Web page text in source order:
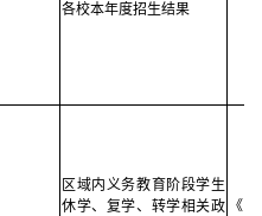
各校本年度招生结果
区域内义务教育阶段学生
休学、复学、转学相关政
《